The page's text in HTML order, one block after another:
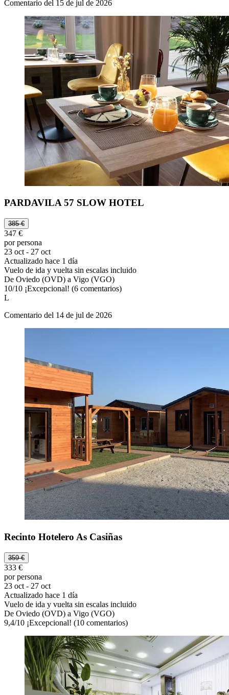
Comentario del 15 de jul de 2026
PARDAVILA 57 SLOW HOTEL
385 €
347 €
por persona
23 oct - 27 oct
Actualizado hace 1 día
Vuelo de ida y vuelta sin escalas incluido
De Oviedo (OVD) a Vigo (VGO)
10/10 ¡Excepcional! (6 comentarios)
L
Comentario del 14 de jul de 2026
Recinto Hotelero As Casiñas
359 €
333 €
por persona
23 oct - 27 oct
Actualizado hace 1 día
Vuelo de ida y vuelta sin escalas incluido
De Oviedo (OVD) a Vigo (VGO)
9,4/10 ¡Excepcional! (10 comentarios)